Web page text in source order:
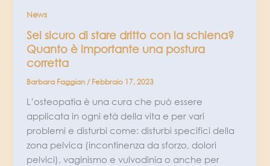
News
Sei sicuro di stare dritto con la schiena?
Quanto è importante una postura
corretta
Barbara Faggian /Febbraio 17, 2023
L’osteopatia è una cura che può essere
applicata in ogni età della vita e per vari
problemi e disturbi come: disturbi specifici della
zona pelvica (incontinenza da sforzo, dolori
pelvici), vaginismo e vulvodinia o anche per